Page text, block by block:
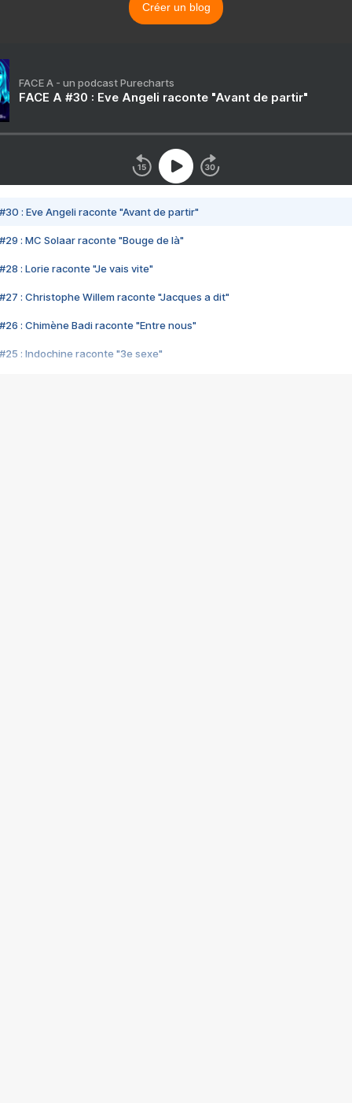
Créer un blog
FACE A - un podcast Purecharts
FACE A #30 : Eve Angeli raconte "Avant de partir"
#30 : Eve Angeli raconte "Avant de partir"
#29 : MC Solaar raconte "Bouge de là"
#28 : Lorie raconte "Je vais vite"
#27 : Christophe Willem raconte "Jacques a dit"
#26 : Chimène Badi raconte "Entre nous"
#25 : Indochine raconte "3e sexe"